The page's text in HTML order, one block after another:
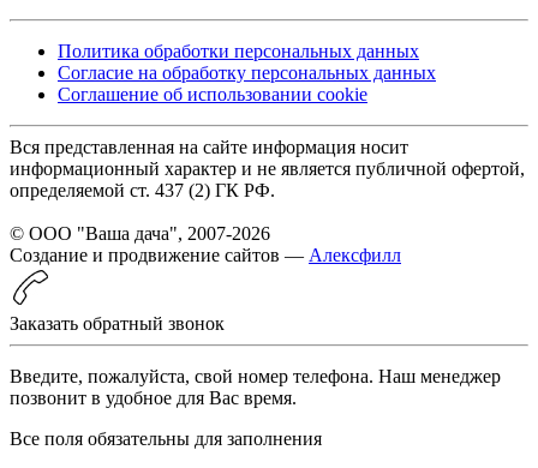
Политика обработки персональных данных
Согласие на обработку персональных данных
Соглашение об использовании cookie
Вся представленная на сайте информация носит
информационный характер и не является публичной офертой,
определяемой ст. 437 (2) ГК РФ.
© ООО "Ваша дача", 2007-2026
Создание и продвижение сайтов — Алексфилл
Заказать обратный звонок
Введите, пожалуйста, свой номер телефона. Наш менеджер
позвонит в удобное для Вас время.
Все поля обязательны для заполнения